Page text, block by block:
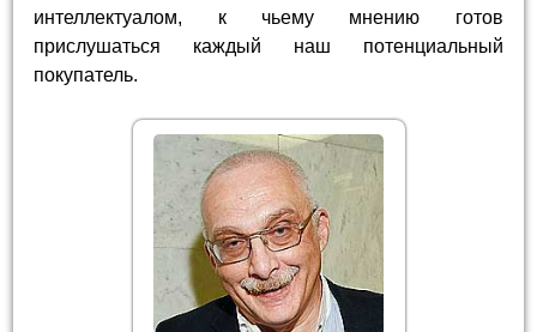
интеллектуалом, к чьему мнению готов
прислушаться каждый наш потенциальный
покупатель.